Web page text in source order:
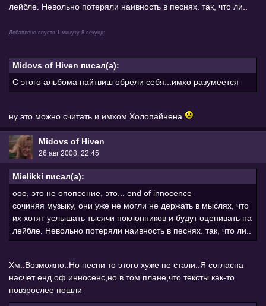
лейбле. Невольно потеряли наивность в песнях. так, что ли..
Добавлено спустя 1 минуту 8 секунд:
Midovs of Hiven писал(а):
С этого альбома найтвиш обрели себя...имхо разумеется
ну это можно считать и имхом Холопайнена
Midovs of Hiven
26 авг 2008, 22:45
Mielikki писал(а):
ооо, это не опопсение, это... end of innocence
сочиняя музыку, они уже не могли не держать в мыслях, что
их хотят услышать тысячи поклонников и будут оценивать на
лейбле. Невольно потеряли наивность в песнях. так, что ли..
Хм..Возможно..Но песни то этого хуже не стали..Я согласна
насчет енд оф инносенс,но в том плане,что тексты как-то
повзрослее пошли